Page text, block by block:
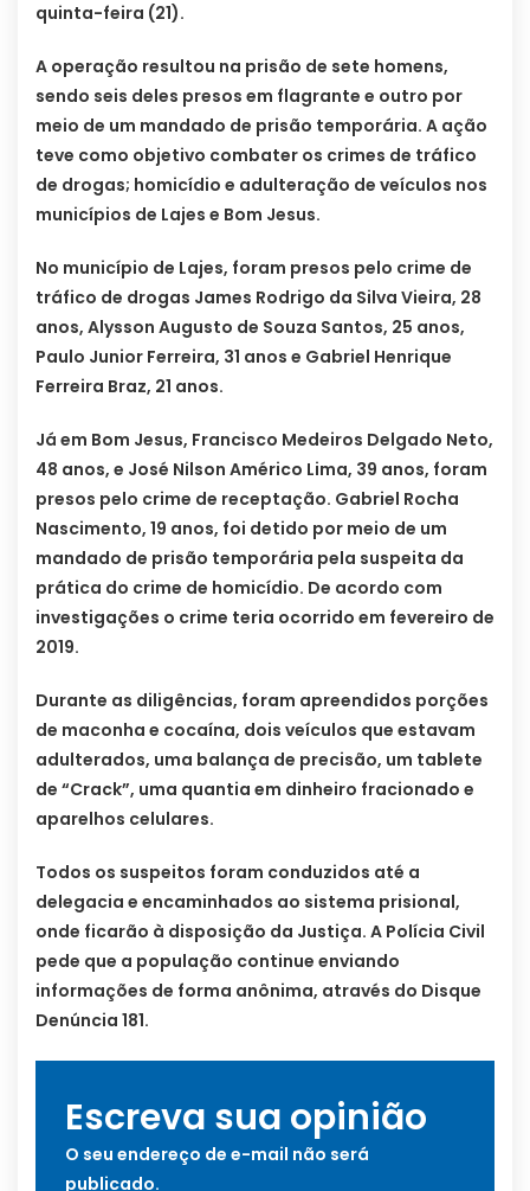
quinta-feira (21).
A operação resultou na prisão de sete homens,
sendo seis deles presos em flagrante e outro por
meio de um mandado de prisão temporária. A ação
teve como objetivo combater os crimes de tráfico
de drogas; homicídio e adulteração de veículos nos
municípios de Lajes e Bom Jesus.
No município de Lajes, foram presos pelo crime de
tráfico de drogas James Rodrigo da Silva Vieira, 28
anos, Alysson Augusto de Souza Santos, 25 anos,
Paulo Junior Ferreira, 31 anos e Gabriel Henrique
Ferreira Braz, 21 anos.
Já em Bom Jesus, Francisco Medeiros Delgado Neto,
48 anos, e José Nilson Américo Lima, 39 anos, foram
presos pelo crime de receptação. Gabriel Rocha
Nascimento, 19 anos, foi detido por meio de um
mandado de prisão temporária pela suspeita da
prática do crime de homicídio. De acordo com
investigações o crime teria ocorrido em fevereiro de
2019.
Durante as diligências, foram apreendidos porções
de maconha e cocaína, dois veículos que estavam
adulterados, uma balança de precisão, um tablete
de “Crack”, uma quantia em dinheiro fracionado e
aparelhos celulares.
Todos os suspeitos foram conduzidos até a
delegacia e encaminhados ao sistema prisional,
onde ficarão à disposição da Justiça. A Polícia Civil
pede que a população continue enviando
informações de forma anônima, através do Disque
Denúncia 181.
Escreva sua opinião
O seu endereço de e-mail não será
publicado.